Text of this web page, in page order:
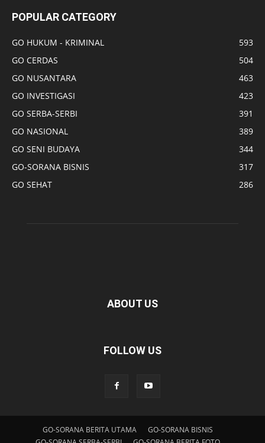
POPULAR CATEGORY
GO HUKUM - KRIMINAL
593
GO CERDAS
504
GO NUSANTARA
463
GO INVESTIGASI
423
GO SERBA-SERBI
391
GO NASIONAL
389
GO SENI BUDAYA
344
GO-SORANA BISNIS
317
GO SEHAT
286
ABOUT US
FOLLOW US
GO-SORANA BERITA UTAMA
GO-SORANA BISNIS